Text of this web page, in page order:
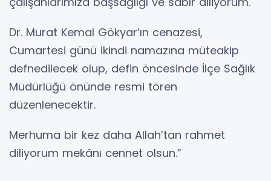
Dr. Murat Kemal Gökyar’ın cenazesi,
Cumartesi günü ikindi namazına müteakip
defnedilecek olup, defin öncesinde İlçe Sağlık
Müdürlüğü önünde resmi tören
düzenlenecektir.
Merhuma bir kez daha Allah’tan rahmet
diliyorum mekânı cennet olsun.”